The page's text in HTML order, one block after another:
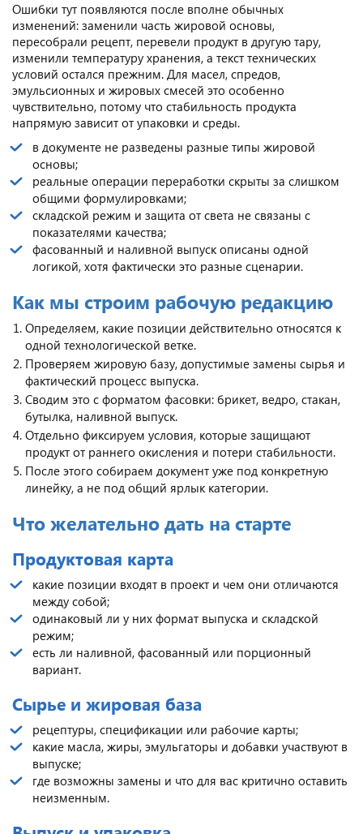
Ошибки тут появляются после вполне обычных
изменений: заменили часть жировой основы,
пересобрали рецепт, перевели продукт в другую тару,
изменили температуру хранения, а текст технических
условий остался прежним. Для масел, спредов,
эмульсионных и жировых смесей это особенно
чувствительно, потому что стабильность продукта
напрямую зависит от упаковки и среды.
в документе не разведены разные типы жировой
основы;
реальные операции переработки скрыты за слишком
общими формулировками;
складской режим и защита от света не связаны с
показателями качества;
фасованный и наливной выпуск описаны одной
логикой, хотя фактически это разные сценарии.
Как мы строим рабочую редакцию
Определяем, какие позиции действительно относятся к
одной технологической ветке.
Проверяем жировую базу, допустимые замены сырья и
фактический процесс выпуска.
Сводим это с форматом фасовки: брикет, ведро, стакан,
бутылка, наливной выпуск.
Отдельно фиксируем условия, которые защищают
продукт от раннего окисления и потери стабильности.
После этого собираем документ уже под конкретную
линейку, а не под общий ярлык категории.
Что желательно дать на старте
Продуктовая карта
какие позиции входят в проект и чем они отличаются
между собой;
одинаковый ли у них формат выпуска и складской
режим;
есть ли наливной, фасованный или порционный
вариант.
Сырье и жировая база
рецептуры, спецификации или рабочие карты;
какие масла, жиры, эмульгаторы и добавки участвуют в
выпуске;
где возможны замены и что для вас критично оставить
неизменным.